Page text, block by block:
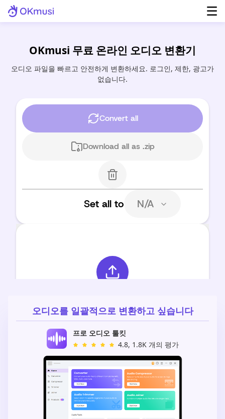
OKmusi 무료 온라인 오디오 변환기
오디오 파일을 빠르고 안전하게 변환하세요. 로그인, 제한, 광고가
없습니다.
오디오를 일괄적으로 변환하고 싶습니다
프로 오디오 툴킷
4.8, 1.8K 개의 평가